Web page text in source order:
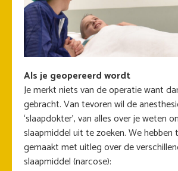
Als je geopereerd wordt
Je merkt niets van de operatie want
gebracht. Van tevoren wil de
‘slaapdokter’, van alles over je weten
slaapmiddel uit te zoeken. We hebben
gemaakt met uitleg over de
slaapmiddel (narcose):